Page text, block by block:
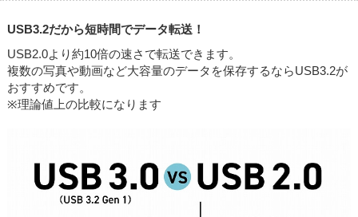
USB3.2だから短時間でデータ転送！
USB2.0より約10倍の速さで転送できます。
複数の写真や動画など大容量のデータを保存するならUSB3.2が
おすすめです。
※理論値上の比較になります